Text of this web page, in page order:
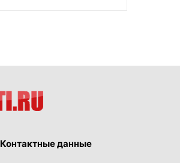
Контактные данные